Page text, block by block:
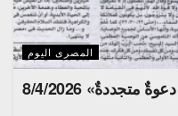
المصرى اليوم